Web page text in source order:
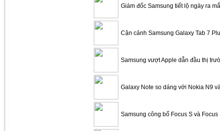
Giám đốc Samsung tiết lộ ngày ra
Cận cảnh Samsung Galaxy Tab 7
Samsung vượt Apple dẫn đầu thị
Galaxy Note so dáng với Nokia N9
Samsung công bố Focus S và